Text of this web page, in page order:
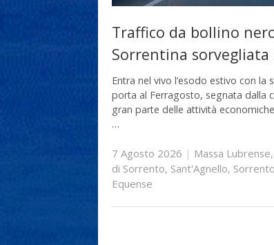
Traffico da bollino
Sorrentina sorvegliata
Entra nel vivo l’esodo estivo con la
porta al Ferragosto, segnata dalla
gran parte delle attività
…
7 Agosto 2026 | Massa Lubrense,
di Sorrento, Sant'Agnello, Sorrento
Equense